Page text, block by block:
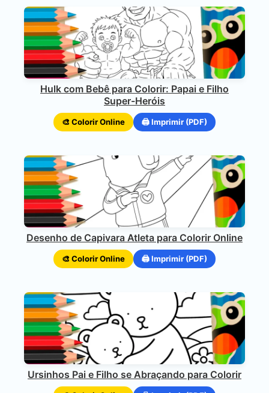
Hulk com Bebê para Colorir: Papai e Filho
Super-Heróis
🎨 Colorir Online 🖨️ Imprimir (PDF)
Desenho de Capivara Atleta para Colorir Online
🎨 Colorir Online 🖨️ Imprimir (PDF)
Ursinhos Pai e Filho se Abraçando para Colorir